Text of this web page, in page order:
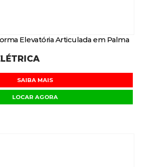
Elevatória Articulada em Palma
SAIBA MAIS
LOCAR AGORA